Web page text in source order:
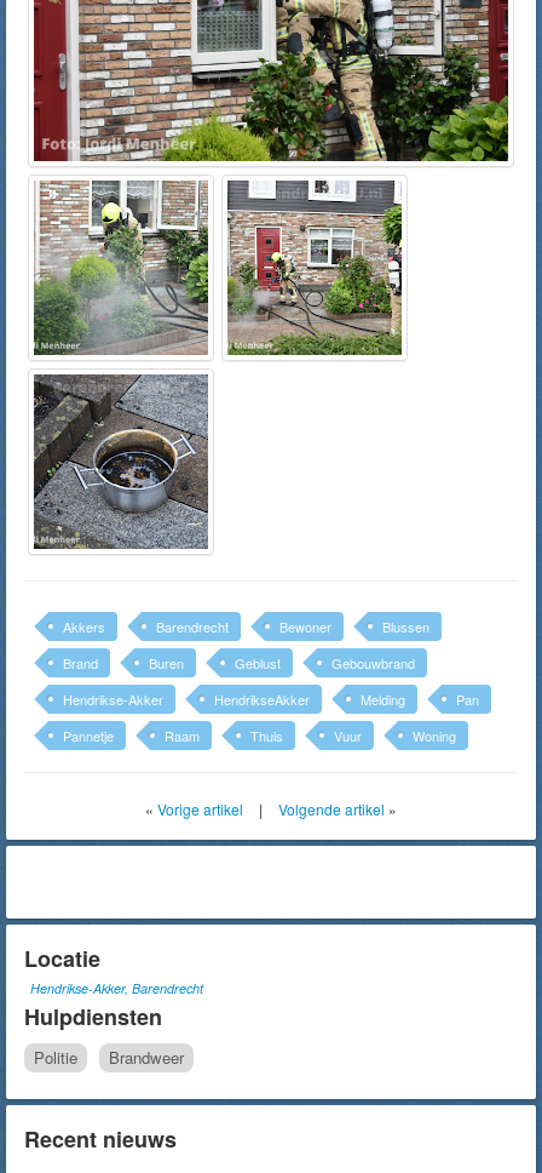
Akkers Barendrecht Bewoner
Blussen
Brand
Buren Geblust
Gebouwbrand
Hendrikse-Akker
HendrikseAkker Melding
Pan
Pannetje
Raam Thuis Vuur Woning
« Vorige artikel | Volgende artikel »
Locatie
Hendrikse-Akker, Barendrecht
Hulpdiensten
Politie Brandweer
Recent nieuws